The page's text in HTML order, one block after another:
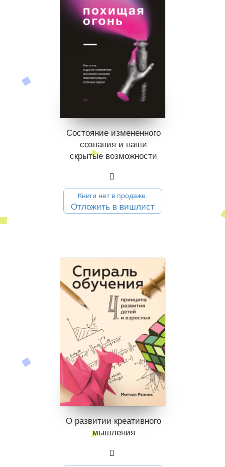
Состояние измененного
сознания и наши
скрытые возможности
Книги нет в продаже.
Отложить в вишлист
О развитии креативного
мышления